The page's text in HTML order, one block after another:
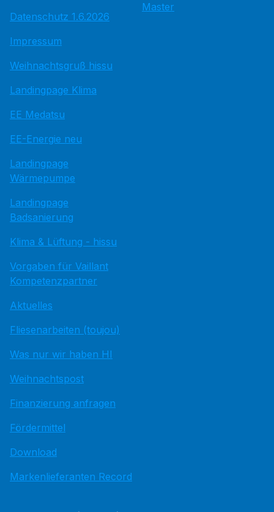
Datenschutz 1.6.2026
Impressum
Weihnachtsgruß hissu
Landingpage Klima
EE Medatsu
EE-Energie neu
Landingpage
Wärmepumpe
Landingpage
Badsanierung
Klima & Lüftung - hissu
Vorgaben für Vaillant
Kompetenzpartner
Aktuelles
Fliesenarbeiten (toujou)
Was nur wir haben HI
Weihnachtspost
Finanzierung anfragen
Fördermittel
Download
Markenlieferanten Record
Master